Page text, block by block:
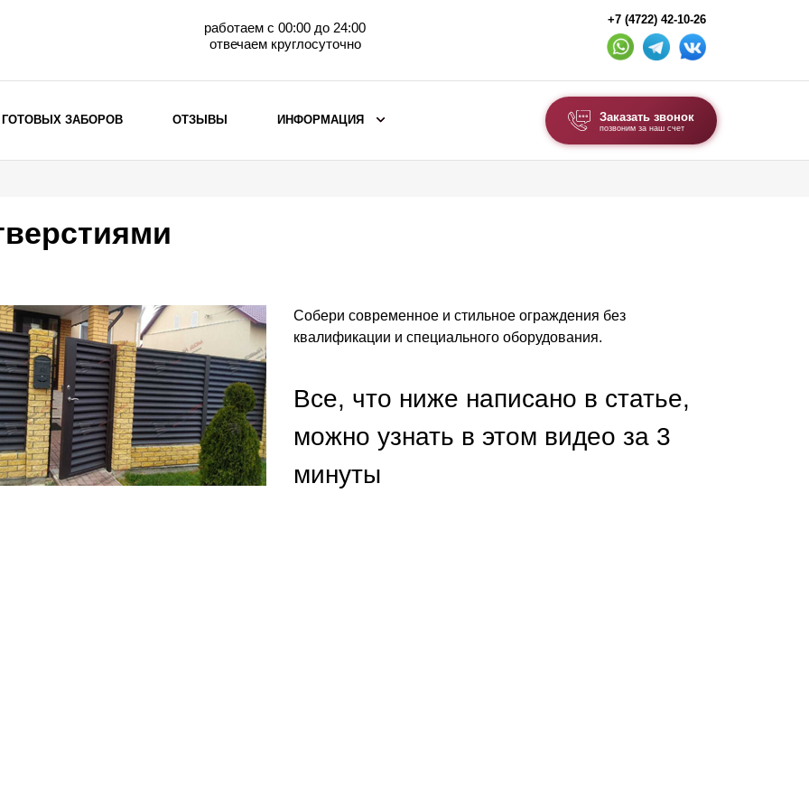
работаем с 00:00 до 24:00
отвечаем круглосуточно
+7 (4722) 42-10-26
Заборы из евроштакетника
Забор жалюзи с кирпичными столбами
Металлические заборы
Металлические ограждения
ВЫБОР ПО ХАРАКТЕРИСТИКАМ
Горизонтальные заборы
Высокие заборы
Красивые, дизайнерские заборы
ВОРОТА И КАЛИТКИ
Ворота складные гармошка
Калитки
ГОТОВЫХ ЗАБОРОВ ОТЗЫВЫ ИНФОРМАЦИЯ Заказать звонок
позвоним за наш счет
Собери современное и стильное ограждения без
квалификации и специального оборудования.
Все, что ниже написано в статье,
можно узнать в этом видео за 3
минуты